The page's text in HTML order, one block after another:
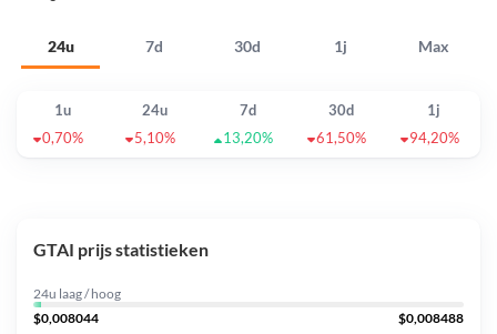
24u 7d 30d 1j Max
1u 24u 7d 30d
1j
0,70%
5,10% 13,20% 61,50% 94,20%
GTAI prijs statistieken
24u laag / hoog
$0,008044
$0,008488